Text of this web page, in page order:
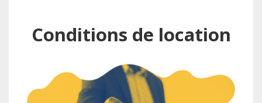
Conditions de location